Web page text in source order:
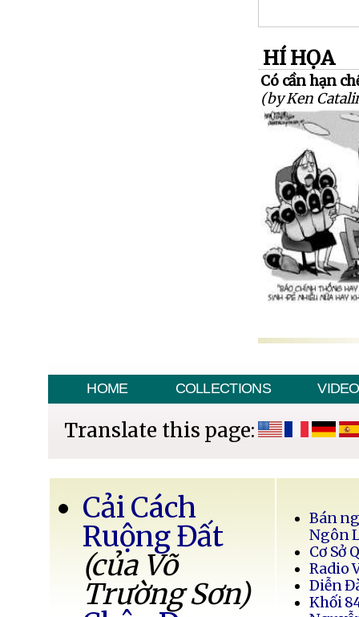
HÍ HỌA
Có cần hạn
(by Ken
HOME COLLECTIONS VIDEO
Translate this page:
Cải Cách
Ruộng Đất
(của Võ
Trường Sơn)
Bán
Ngôn
Cơ Sở
Radio
Diễn
Khối